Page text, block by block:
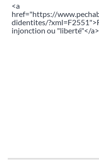
<a
href="https://
didentites/
injonction ou "liberté"</a>